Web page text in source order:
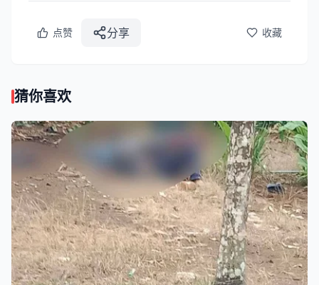
点赞 分享 收藏
猜你喜欢